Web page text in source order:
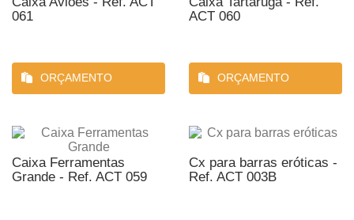
061
ORÇAMENTO
ACT 060
ORÇAMENTO
Caixa Ferramentas
Grande - Ref. ACT 059
Cx para barras eróticas -
Ref. ACT 003B